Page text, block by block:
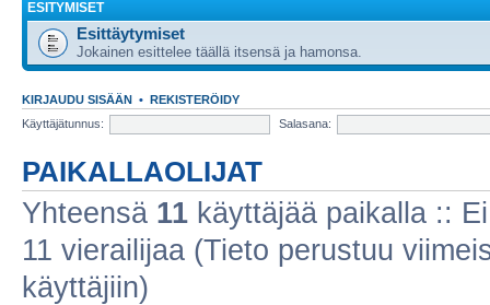
ESITYMISET
Esittäytymiset
Jokainen esittelee täällä itsensä ja hamonsa.
KIRJAUDU SISÄÄN • REKISTERÖIDY
Käyttäjätunnus:
Salasana:
PAIKALLAOLIJAT
Yhteensä 11 käyttäjää paikalla ::
11 vierailijaa (Tieto perustuu
käyttäjiin)